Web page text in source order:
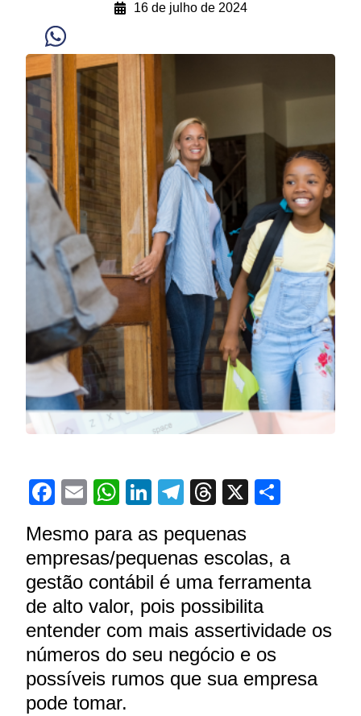
16 de julho de 2024
Facebook
EmailWhatsApp
LinkedIn
Telegram
Threads
X
Mesmo para as pequenas
empresas/pequenas escolas, a
gestão contábil é uma ferramenta
de alto valor, pois possibilita
entender com mais assertividade os
números do seu negócio e os
possíveis rumos que sua empresa
pode tomar.